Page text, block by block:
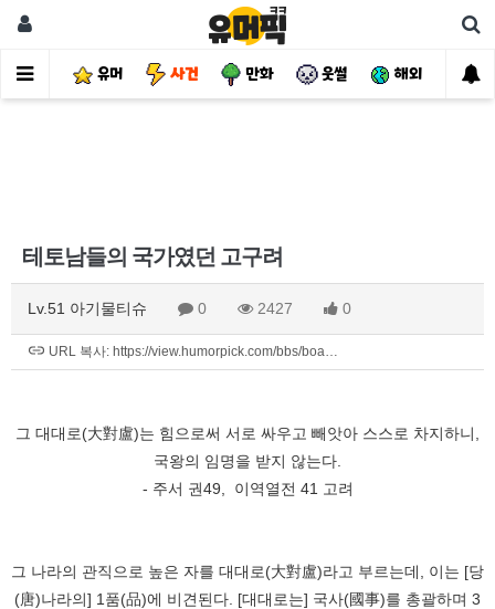
유머 사건 만화 웃썰 해외 핫
테토남들의 국가였던 고구려
Lv.51 아기물티슈 0 2427 0
URL 복사: https://view.humorpick.com/bbs/boa…
그 대대로(大對盧)는 힘으로써 서로 싸우고 빼앗아 스스로 차지하니,
국왕의 임명을 받지 않는다.
- 주서 권49, 이역열전 41 고려
그 나라의 관직으로 높은 자를 대대로(大對盧)라고 부르는데, 이는 [당
(唐)나라의] 1품(品)에 비견된다. [대대로는] 국사(國事)를 총괄하며 3